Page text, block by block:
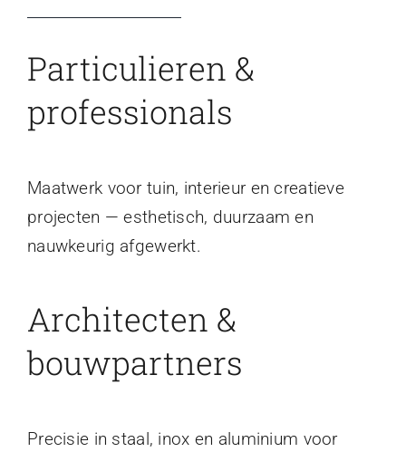
Particulieren &
professionals
Maatwerk voor tuin, interieur en creatieve
projecten — esthetisch, duurzaam en
nauwkeurig afgewerkt.
Architecten &
bouwpartners
Precisie in staal, inox en aluminium voor